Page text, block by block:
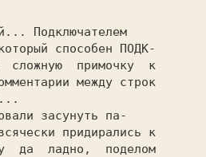
Подключателем
способен ПОДК-
сложную  примочку  к
между строк
засунуть па-
придирались к
да  ладно,  поделом